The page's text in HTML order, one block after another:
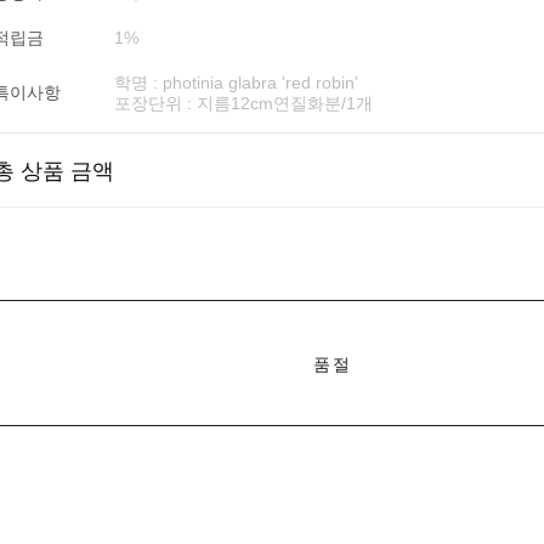
립금 1%
이사항
학명 : photinia glabra 'red robin'
포장단위 : 지름12cm연질화분/1개
상품 금액
품절